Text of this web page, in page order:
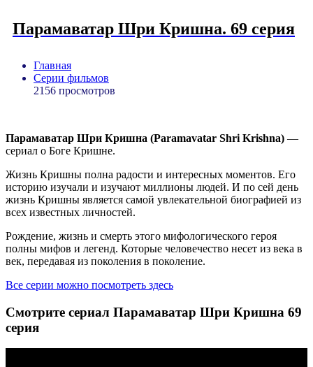
Парамаватар Шри Кришна. 69 серия
Главная
Серии фильмов
2156 просмотров
Парамаватар Шри Кришна (Paramavatar Shri Krishna) —
сериал о Боге Кришне.
Жизнь Кришны полна радости и интересных моментов. Его
историю изучали и изучают миллионы людей. И по сей день
жизнь Кришны является самой увлекательной биографией из
всех известных личностей.
Рождение, жизнь и смерть этого мифологического героя
полны мифов и легенд. Которые человечество несет из века в
век, передавая из поколения в поколение.
Все серии можно посмотреть здесь
Смотрите сериал Парамаватар Шри Кришна 69
серия